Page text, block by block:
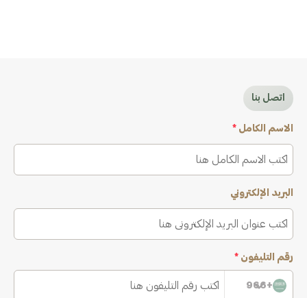
اتصل بنا
الاسم الكامل *
البريد الإلكتروني
رقم التليفون *
+966